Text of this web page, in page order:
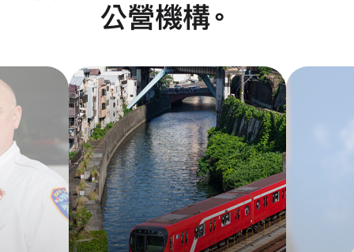
公營機構。